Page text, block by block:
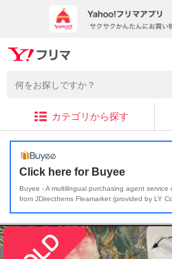
カテゴリから探す
Click here for Buyee
Buyee - A multilingual purchasing agent
from JDirectItems Fleamarket (provided by LY